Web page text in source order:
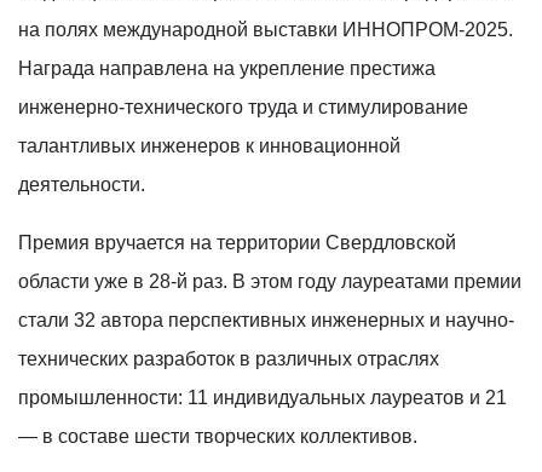
на полях международной выставки ИННОПРОМ-2025.
Награда направлена на укрепление престижа
инженерно-технического труда и стимулирование
талантливых инженеров к инновационной
деятельности.
Премия вручается на территории Свердловской
области уже в 28-й раз. В этом году лауреатами премии
стали 32 автора перспективных инженерных и научно-
технических разработок в различных отраслях
промышленности: 11 индивидуальных лауреатов и 21
— в составе шести творческих коллективов.